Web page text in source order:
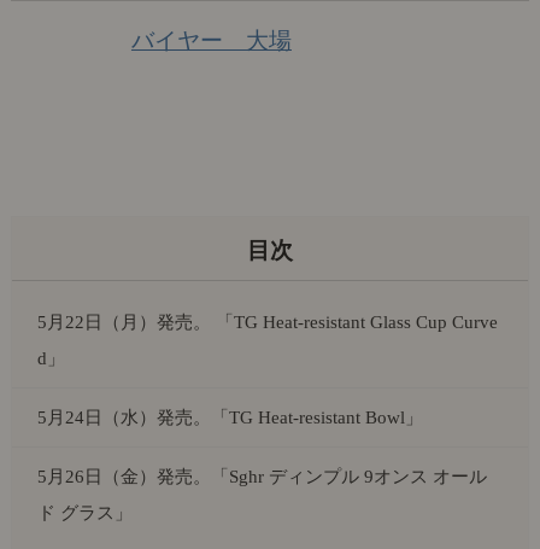
バイヤー 大場
5月22日（月）発売。 「TG Heat-resistant Glass Cup Curve
d」
5月24日（水）発売。「TG Heat-resistant Bowl」
5月26日（金）発売。「Sghr ディンプル 9オンス オール
ド グラス」